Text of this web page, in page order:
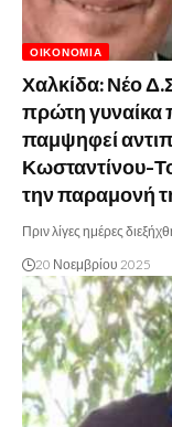
ΟΙΚΟΝΟΜΊΑ
Χαλκίδα: Νέο
πρώτη γυναίκα
παμψηφεί
Κωσταντίνου-
την παραμονή
Πριν λίγες ημέρες
20 Νοεμβρίου 2025